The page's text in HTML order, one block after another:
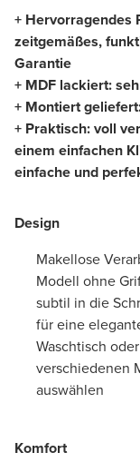
+ Hervorragendes
zeitgemäßes,
Garantie
+ MDF lackiert:
+ Montiert
+ Praktisch: voll
einem einfachen
einfache und
Design
Makellose
Modell ohne
subtil in die
für eine
Waschtisch
verschiedenen
auswählen
Komfort